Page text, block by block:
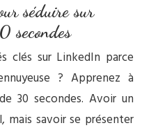
séduire sur
secondes
clés sur LinkedIn parce
? Apprenez à
30 secondes. Avoir un
mais savoir se présenter